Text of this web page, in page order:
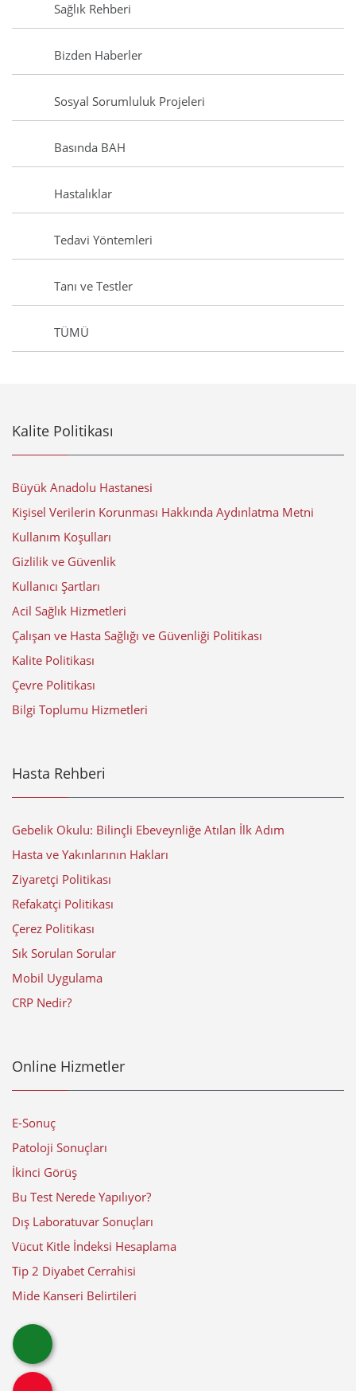
Sağlık Rehberi
Bizden Haberler
Sosyal Sorumluluk Projeleri
Basında BAH
Hastalıklar
Tedavi Yöntemleri
Tanı ve Testler
TÜMÜ
Kalite Politikası
Büyük Anadolu Hastanesi
Kişisel Verilerin Korunması Hakkında Aydınlatma Metni
Kullanım Koşulları
Gizlilik ve Güvenlik
Kullanıcı Şartları
Acil Sağlık Hizmetleri
Çalışan ve Hasta Sağlığı ve Güvenliği Politikası
Kalite Politikası
Çevre Politikası
Bilgi Toplumu Hizmetleri
Hasta Rehberi
Gebelik Okulu: Bilinçli Ebeveynliğe Atılan İlk Adım
Hasta ve Yakınlarının Hakları
Ziyaretçi Politikası
Refakatçi Politikası
Çerez Politikası
Sık Sorulan Sorular
Mobil Uygulama
CRP Nedir?
Online Hizmetler
E-Sonuç
Patoloji Sonuçları
İkinci Görüş
Bu Test Nerede Yapılıyor?
Dış Laboratuvar Sonuçları
Vücut Kitle İndeksi Hesaplama
Tip 2 Diyabet Cerrahisi
Mide Kanseri Belirtileri